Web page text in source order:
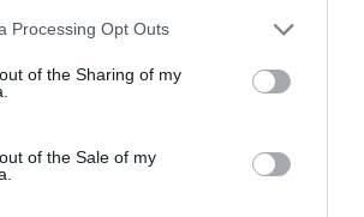
website/app uses one or more Google
or usage behaviour. You may click to
to Google and its third-party tags to
specified purposes in below Google
Processing Opt Outs
of the Sharing of my
of the Sale of my
kerülhetnek ezek az